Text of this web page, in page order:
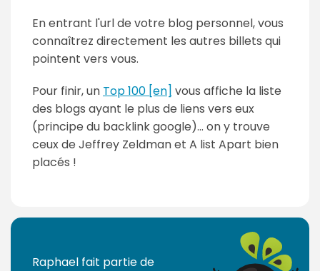
En entrant l'url de votre blog personnel, vous
connaîtrez directement les autres billets qui
pointent vers vous.
Pour finir, un Top 100 [en] vous affiche la liste
des blogs ayant le plus de liens vers eux
(principe du backlink google)... on y trouve
ceux de Jeffrey Zeldman et A list Apart bien
placés !
Raphael fait partie de